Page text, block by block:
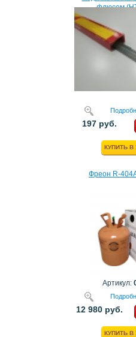
флюсом
197 руб.
КУПИТЬ В
Фреон R-
Артикул:
12 980 руб.
КУПИТЬ В